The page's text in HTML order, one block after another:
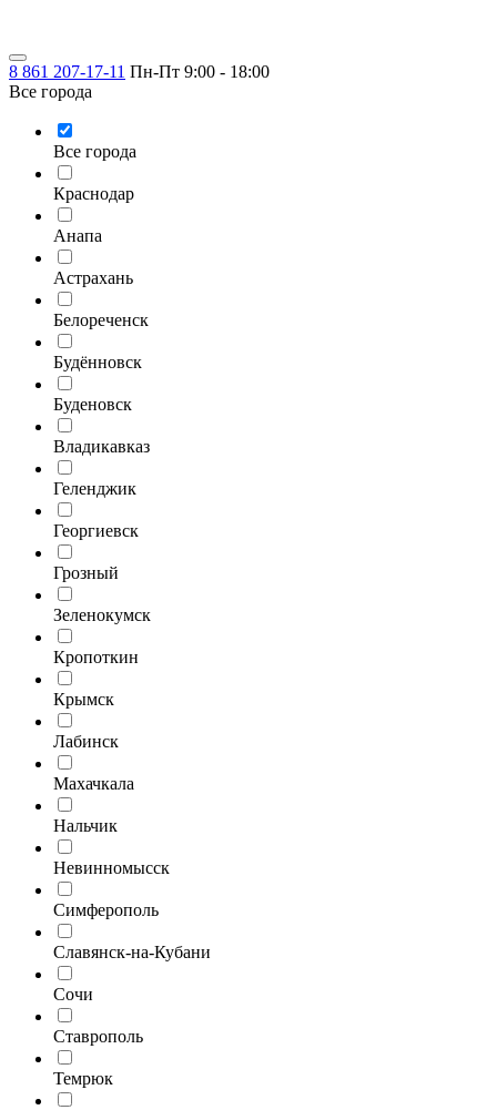
8 861 207-17-11 Пн-Пт 9:00 - 18:00
Все города
Все города
Краснодар
Анапа
Астрахань
Белореченск
Будённовск
Буденовск
Владикавказ
Геленджик
Георгиевск
Грозный
Зеленокумск
Кропоткин
Крымск
Лабинск
Махачкала
Нальчик
Невинномысск
Симферополь
Славянск-на-Кубани
Сочи
Ставрополь
Темрюк